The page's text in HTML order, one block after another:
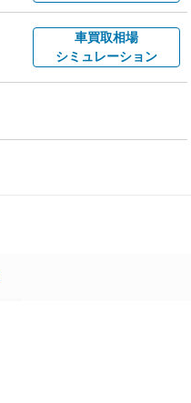
車買取相場
シミュレーション